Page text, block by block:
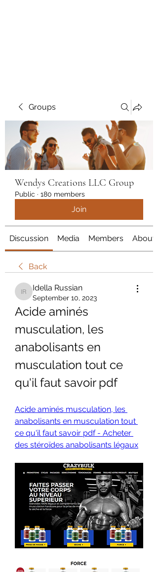
Groups
Wendys Creations LLC Group
Public · 180 members
Join
Discussion Media Members About
Back
Idella Russian
Idella Russian
September 10, 2023
Acide aminés
musculation, les
anabolisants en
musculation tout ce
qu'il faut savoir pdf
Acide aminés musculation, les
anabolisants en musculation tout
ce qu'il faut savoir pdf - Acheter
des stéroïdes anabolisants légaux